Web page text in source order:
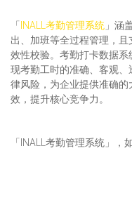
「INALL考勤管理系统 」涵
出、加班等全过程管理，
效性校验。考勤打卡数据
现考勤工时的准确、客观
律风险，为企业提供准确
效，提升核心竞争力。
「INALL考勤管理系统」